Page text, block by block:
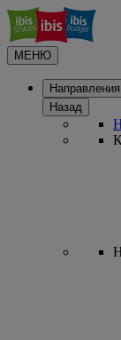
МЕНЮ
Направления
Назад